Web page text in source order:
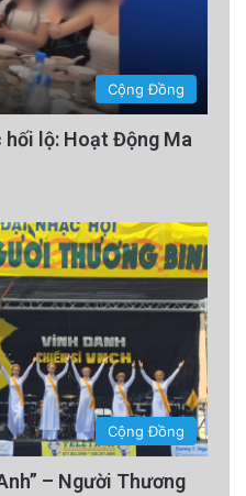
Cộng Đồng
hối lộ: Hoạt Động Ma
Cộng Đồng
– Người Thương